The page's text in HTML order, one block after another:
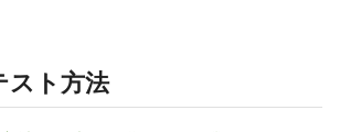
ト方法